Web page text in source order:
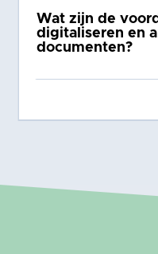
Wat zijn de
digitaliseren en
documenten?